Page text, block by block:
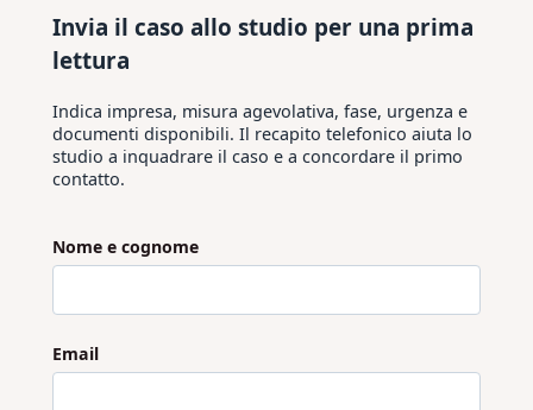
Invia il caso allo studio per una prima
lettura
Indica impresa, misura agevolativa, fase, urgenza e
documenti disponibili. Il recapito telefonico aiuta lo
studio a inquadrare il caso e a concordare il primo
contatto.
Nome e cognome
Email